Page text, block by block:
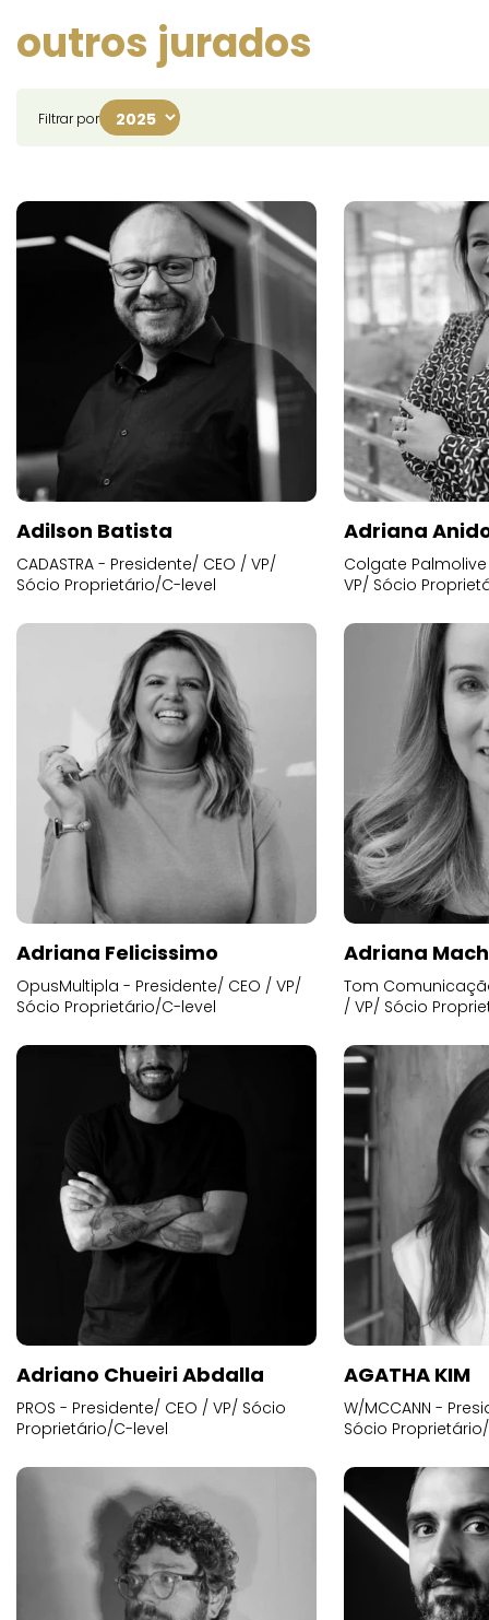
outros jurados
Filtrar por
Adilson Batista
CADASTRA - Presidente/ CEO / VP/
Sócio Proprietário/C-level
Adriana
Colgate
VP/ Sócio
Adriana Felicissimo
OpusMultipla - Presidente/ CEO / VP/
Sócio Proprietário/C-level
Adriana
Tom
/ VP/ Sócio
Adriano Chueiri Abdalla
PROS - Presidente/ CEO / VP/ Sócio
Proprietário/C-level
AGATHA KIM
W/MCCANN -
Sócio